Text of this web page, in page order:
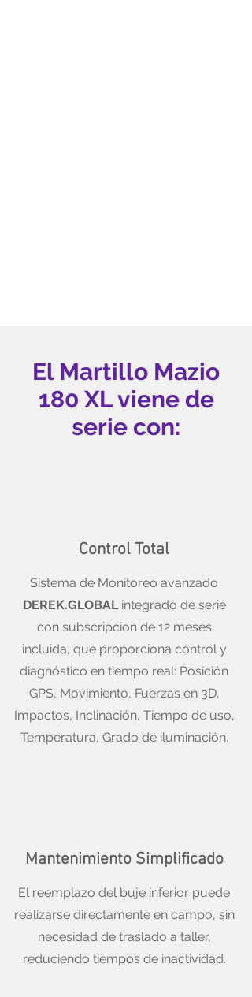
El Martillo Mazio
180 XL viene de
serie con:
Control Total
Sistema de Monitoreo avanzado
DEREK.GLOBALintegrado de serie
con subscripcion de 12 meses
incluida, que proporciona control y
diagnóstico en tiempo real: Posición
GPS, Movimiento, Fuerzas en 3D,
Impactos, Inclinación, Tiempo de uso,
Temperatura, Grado de iluminación.
Mantenimiento Simplificado
El reemplazo del buje inferior puede
realizarse directamente en campo, sin
necesidad de traslado a taller,
reduciendo tiempos de inactividad.